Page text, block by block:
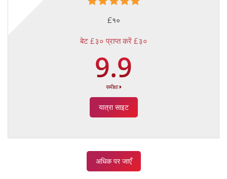
£१०
बेट £३० प्राप्त करें £३०
9.9
समीक्षा
यात्रा साइट
अधिक पर जाएँ